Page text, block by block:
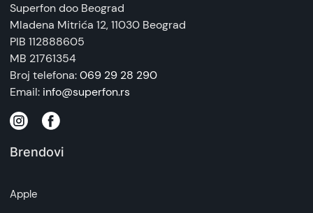
Zemlja porekla:
Kina
Prava potrošača:
Zagarantovana sva prava kupaca po osnovu
na daljinu, uslove reklamacije i povrata pročitajte
artikala budu što tačnije i detaljnije ali ne može
Superfon doo Beograd
Mladena Mitrića 12, 11030 Beograd
PIB 112888605
MB 21761354
Broj telefona:069 29 28 290
Email: info@superfon.rs
Brendovi
Apple